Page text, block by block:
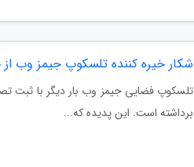
شکار خیره کننده تلسکوپ جیمز وب
تلسکوپ فضایی جیمز وب بار دیگر با ثبت
برداشته است. این پدیده که...